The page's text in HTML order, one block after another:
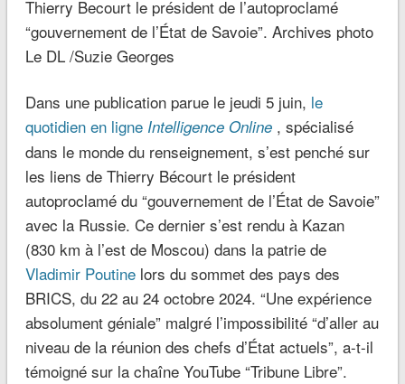
Thierry Becourt le président de l’autoproclamé
“gouvernement de l’État de Savoie”. Archives photo
Le DL /Suzie Georges
Dans une publication parue le jeudi 5 juin, le
quotidien en ligne Intelligence Online, spécialisé
dans le monde du renseignement, s’est penché sur
les liens de Thierry Bécourt le président
autoproclamé du “gouvernement de l’État de Savoie”
avec la Russie. Ce dernier s’est rendu à Kazan
(830 km à l’est de Moscou) dans la patrie de
Vladimir Poutinelors du sommet des pays des
BRICS, du 22 au 24 octobre 2024. “Une expérience
absolument géniale” malgré l’impossibilité “d’aller au
niveau de la réunion des chefs d’État actuels”, a-t-il
témoigné sur la chaîne YouTube “Tribune Libre”.